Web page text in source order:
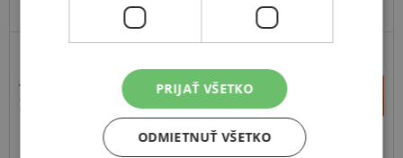
400,37 €
233,20 €
–
SKLADOM Expedujeme do 3-8 prac. dní
PRIJAŤ VŠETKO
ODMIETNUŤ VŠETKO